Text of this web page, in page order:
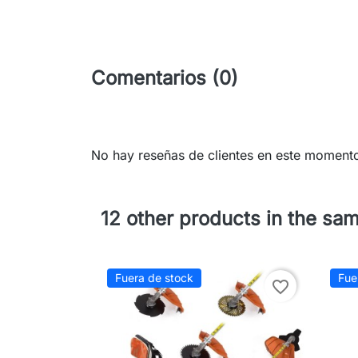
Comentarios (0)
No hay reseñas de clientes en este
12 other products in the
Fuera de stock favorite_border